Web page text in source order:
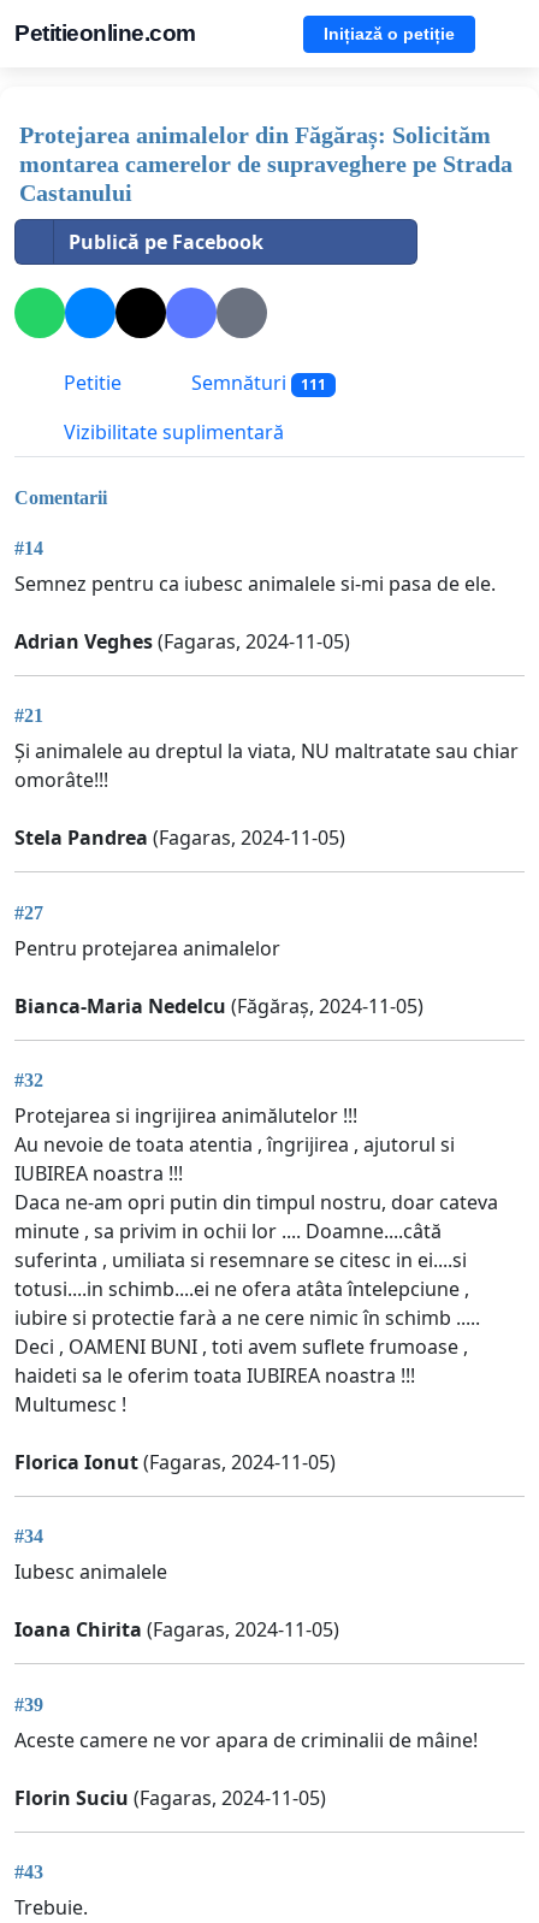
Petitieonline.com Inițiază o petiție
Protejarea animalelor din Făgăraș: Solicităm
montarea camerelor de supraveghere pe Strada
Castanului
Publică pe Facebook
Petitie Semnături 111
Vizibilitate suplimentară
Comentarii
#14
Semnez pentru ca iubesc animalele si-mi pasa de ele.
Adrian Veghes(Fagaras, 2024-11-05)
#21
Și animalele au dreptul la viata, NU maltratate sau chiar
omorâte!!!
Stela Pandrea (Fagaras, 2024-11-05)
#27
Pentru protejarea animalelor
Bianca-Maria Nedelcu (Făgăraș, 2024-11-05)
#32
Protejarea si ingrijirea animălutelor !!!
Au nevoie de toata atentia , îngrijirea , ajutorul si
IUBIREA noastra !!!
Daca ne-am opri putin din timpul nostru, doar cateva
minute , sa privim in ochii lor .... Doamne....câtă
suferinta , umiliata si resemnare se citesc in ei....si
totusi....in schimb....ei ne ofera atâta întelepciune ,
iubire si protectie farà a ne cere nimic în schimb .....
Deci , OAMENI BUNI , toti avem suflete frumoase ,
haideti sa le oferim toata IUBIREA noastra !!!
Multumesc !
Florica Ionut(Fagaras, 2024-11-05)
#34
Iubesc animalele
Ioana Chirita (Fagaras, 2024-11-05)
#39
Aceste camere ne vor apara de criminalii de mâine!
Florin Suciu (Fagaras, 2024-11-05)
#43
Trebuie.